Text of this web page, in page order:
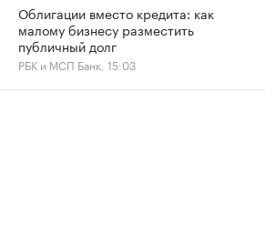
Облигации вместо кредита: как
малому бизнесу разместить
публичный долг
РБК и МСП Банк, 15:03